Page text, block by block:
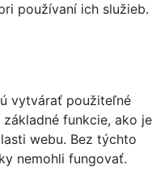
používaní ich služieb.
vytvárať použiteľné
funkcie, ako je
webu. Bez týchto
nemohli fungovať.